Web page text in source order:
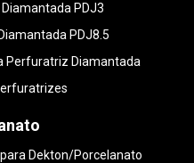
PDJ3
PDJ8.5
Perfuratriz Diamantada
Dekton/Porcelanato